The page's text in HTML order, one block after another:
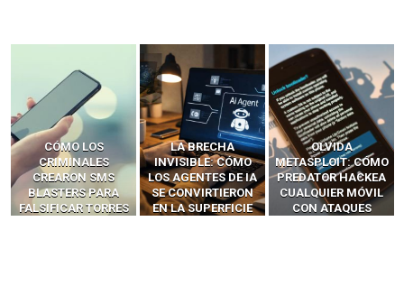
LA BRECHA
INVISIBLE: CÓMO
LOS AGENTES DE IA
SE CONVIRTIERON
EN LA SUPERFICIE
OLVIDA
METASPLOIT: CÓMO
PREDATOR HACKEA
CUALQUIER MÓVIL
CON ATAQUES
CÓMO LOS HACKERS
INTERCEPTAN OTPS
Y LLAMADAS
MÓVILES SIN
‘HACKEAR’ — EL